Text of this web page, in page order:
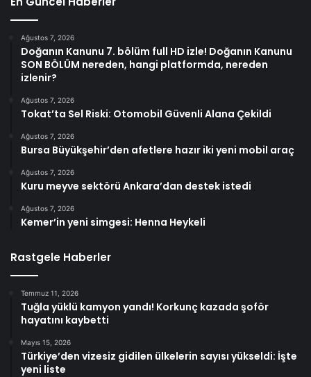
Ağustos 7, 2026
Doğanın Kanunu 7. bölüm full HD izle! Doğanın Kanunu
SON BÖLÜM nereden, hangi platformda, nereden
izlenir?
Ağustos 7, 2026
Tokat’ta Sel Riski: Otomobil Güvenli Alana Çekildi
Ağustos 7, 2026
Bursa Büyükşehir’den afetlere hazır iki yeni mobil araç
Ağustos 7, 2026
Kuru meyve sektörü Ankara’dan destek istedi
Ağustos 7, 2026
Kemer’in yeni simgesi: Henna Heykeli
Rastgele Haberler
Temmuz 11, 2026
Tuğla yüklü kamyon yandı! Korkunç kazada şoför
hayatını kaybetti
Mayıs 15, 2026
Türkiye’den vizesiz gidilen ülkelerin sayısı yükseldi: İşte
yeni liste